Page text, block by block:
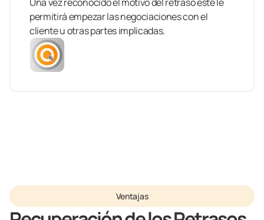
permitirá empezar las negociaciones con el
cliente u otras partes implicadas.
Ventajas